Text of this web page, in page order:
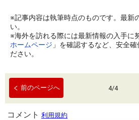
※記事内容は執筆時点のものです。最新
い。
※海外を訪れる際には最新情報の入手に
ホームページ 」を確認するなど、安全
ださい。
前のページへ 4/4